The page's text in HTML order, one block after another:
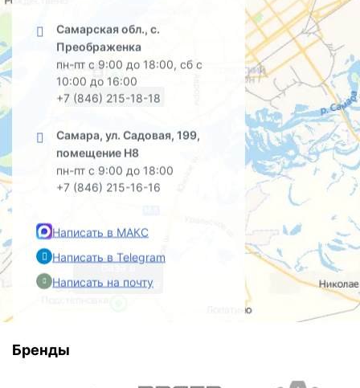
Самарская обл., с.
Преображенка
пн-пт с 9:00 до 18:00, сб с
10:00 до 16:00
+7 (846) 215-18-18
Самара, ул. Садовая, 199,
помещение Н8
пн-пт с 9:00 до 18:00
+7 (846) 215-16-16
Написать в МАКС
Написать в Telegram
Написать на почту
офис на Садовой
база в
Преображенке
Бренды